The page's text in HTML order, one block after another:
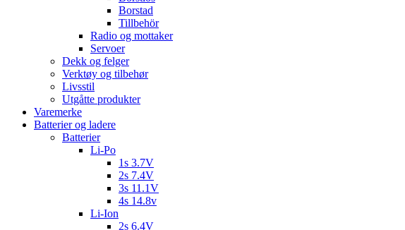
Borstad
Tillbehör
Radio og mottaker
Servoer
Dekk og felger
Verktøy og tilbehør
Livsstil
Utgåtte produkter
Varemerke
Batterier og ladere
Batterier
Li-Po
1s 3.7V
2s 7.4V
3s 11.1V
4s 14.8v
Li-Ion
2s 6.4V